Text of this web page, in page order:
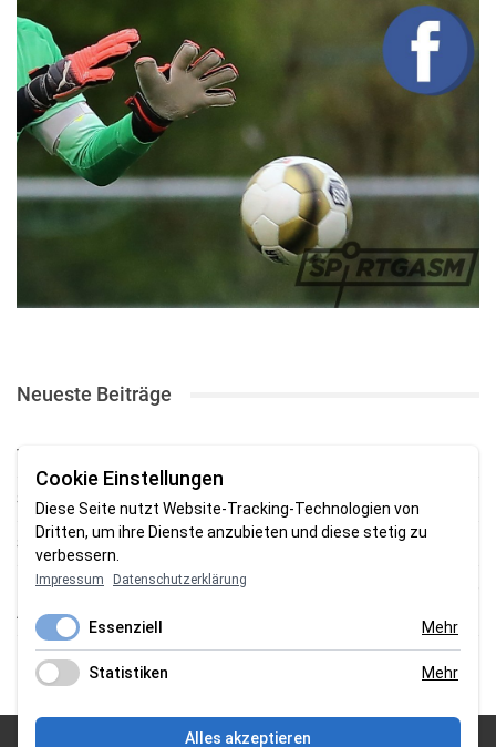
Neueste Beiträge
TSV gewinnt Testspiel bei Braker Reserve
SV Brake gewinnt erstes Heimspiel mit 2:0
SV Brake feiert 5:2-Auftaktsieg beim Delmenhorster TB
Fehlstart in Oldenburg: 1. FC Nordenham verliert zum Bezirksliga-
Auftakt
Fußball in der Wesermarsch: Die Bilder vom Wochenende
Cookie Einstellungen
Diese Seite nutzt Website-Tracking-Technologien von
Dritten, um ihre Dienste anzubieten und diese stetig zu
verbessern.
Impressum Datenschutzerklärung
Essenziell Mehr
Statistiken Mehr
Alles akzeptieren